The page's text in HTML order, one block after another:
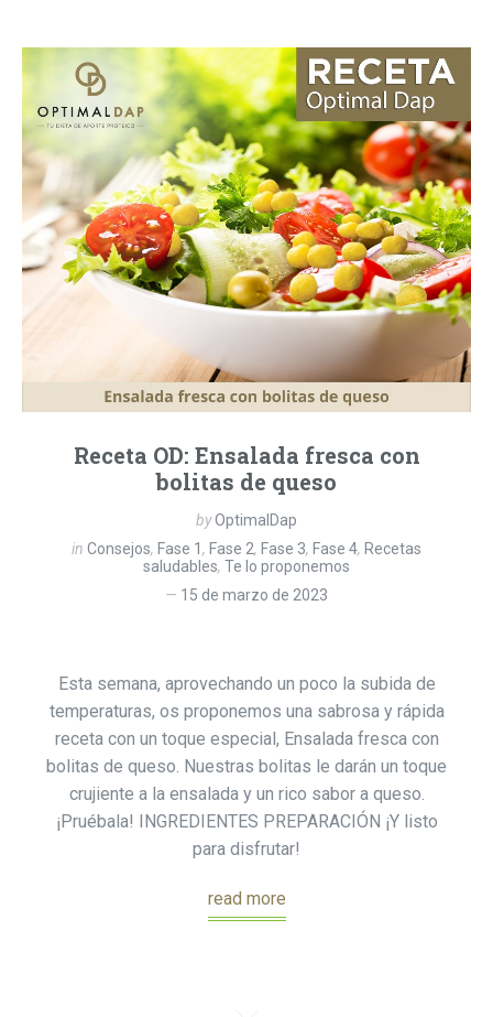
Receta OD: Ensalada fresca con
bolitas de queso
byOptimalDap
in Consejos, Fase 1 , Fase 2, Fase 3, Fase 4, Recetas
saludables, Te lo proponemos
15 de marzo de 2023
Esta semana, aprovechando un poco la subida de
temperaturas, os proponemos una sabrosa y rápida
receta con un toque especial, Ensalada fresca con
bolitas de queso. Nuestras bolitas le darán un toque
crujiente a la ensalada y un rico sabor a queso.
¡Pruébala! INGREDIENTES PREPARACIÓN ¡Y listo
para disfrutar!
read more